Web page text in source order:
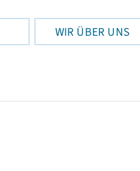
WIR ÜBER UNS